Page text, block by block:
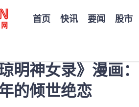
首页 快讯 要闻 股市
明神女录》漫画
的倾世绝恋